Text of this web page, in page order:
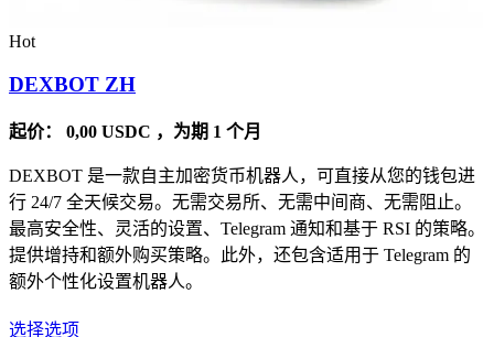
Hot
DEXBOT ZH
起价： 0,00 USDC ，为期 1 个月
DEXBOT 是一款自主加密货币机器人，可直接从您的钱包进
行 24/7 全天候交易。无需交易所、无需中间商、无需阻止。
最高安全性、灵活的设置、Telegram 通知和基于 RSI 的策略。
提供增持和额外购买策略。此外，还包含适用于 Telegram 的
额外个性化设置机器人。
选择选项本